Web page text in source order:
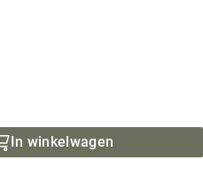
In winkelwagen